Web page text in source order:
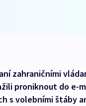
zahraničními
proniknout do e-
s volebními štáby